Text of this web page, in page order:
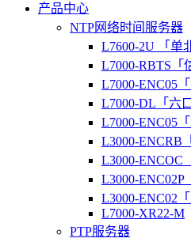
产品中心
NTP网络时间服务器
L7600-2U 「单
L7000-RBTS「
L7000-ENC05「
L7000-DL「六
L7000-ENC05
L3000-ENCRB
L3000-ENCOC
L3000-ENC02P
L3000-ENC02「
L7000-XR22-M
PTP服务器